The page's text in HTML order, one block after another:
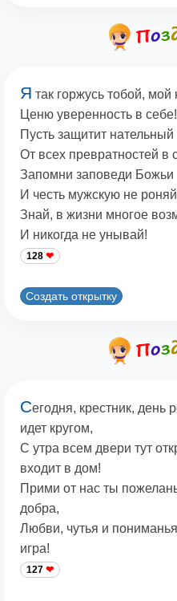
Я так горжусь тобой, мой
Ценю уверенность в себе!
Пусть защитит нательный
От всех превратностей в
Запомни заповеди Божьи
И честь мужскую не
Знай, в жизни многое
И никогда не унывай!
128
Создать открытку
Сегодня, крестник, день
идет кругом,
С утра всем двери тут
входит в дом!
Прими от нас ты
добра,
Любви, чутья и
игра!
127